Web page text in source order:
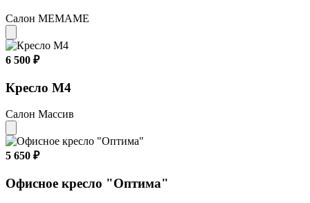
Салон МЕМАМЕ
6 500 ₽
Кресло М4
Салон Массив
5 650 ₽
Офисное кресло "Оптима"